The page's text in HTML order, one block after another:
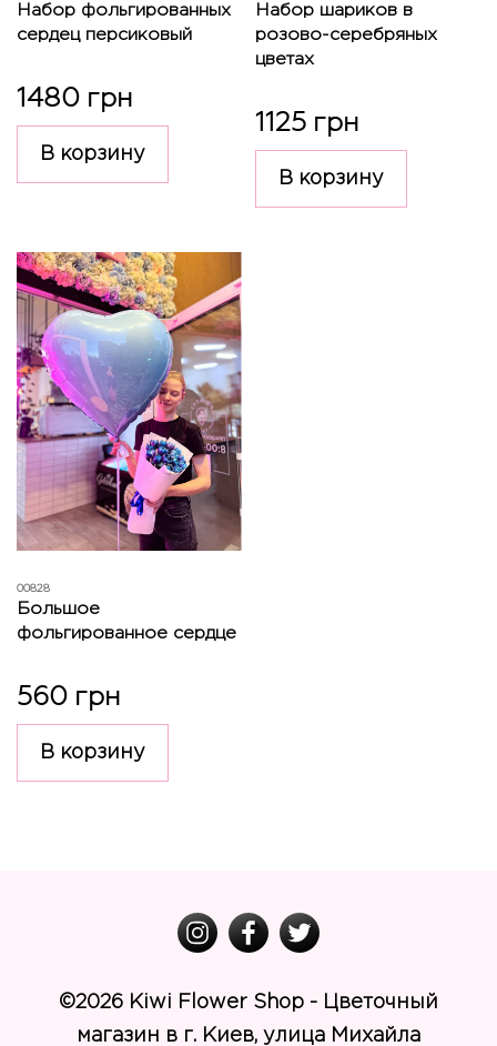
Набор фольгированных
сердец персиковый
1480 грн
В корзину
Набор шариков в
розово-серебряных
цветах
1125 грн
В корзину
00828
Большое
фольгированное сердце
560 грн
В корзину
©2026 Kiwi Flower Shop - Цветочный
магазин в г. Киев, улица Михайла